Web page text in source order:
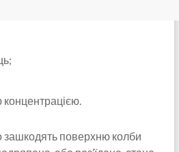
концентрацією.
зашкодять поверхню колби